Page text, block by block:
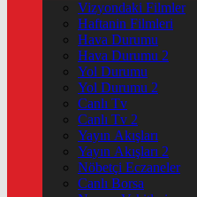
Vizyondaki Filmler
Haftanin Filmleri
Hava Durumu
Hava Durumu 2
Yol Durumu
Yol Durumu 2
Canlı Tv
Canlı Tv 2
Yayın Akışları
Yayın Akışları 2
Nöbetçi Eczaneler
Canlı Borsa